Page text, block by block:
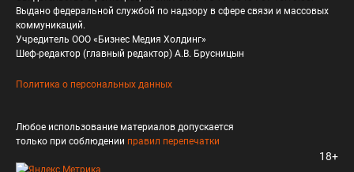
Выдано федеральной службой по надзору в сфере связи и массовых
коммуникаций.
Учредитель ООО «Бизнес Медия Холдинг»
Шеф-редактор (главный редактор) А.В. Брусницын
Политика о персональных данных
Любое использование материалов допускается
только при соблюдении правил перепечатки
18+